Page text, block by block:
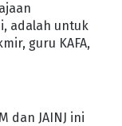
adalah untuk
guru KAFA,
dan JAINJ ini